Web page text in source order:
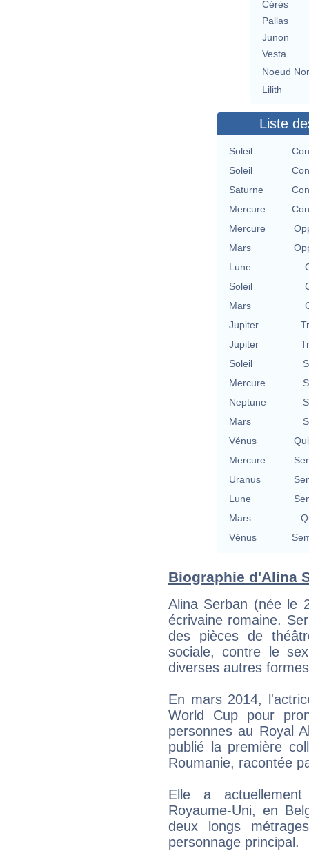
Cérès
Pallas
Junon
Vesta
Noeud
Lilith
Liste
Soleil
Soleil
Saturne
Mercure
Mercure
Mars
Lune
Soleil
Mars
Jupiter
Jupiter
Soleil
Mercure
Neptune
Mars
Vénus
Mercure
Uranus
Lune
Mars
Vénus
Biographie d'Alina
Alina Serban (née le
écrivaine romaine.
des pièces de
sociale, contre le
diverses autres
En mars 2014,
World Cup pour
personnes au Royal
publié la première
Roumanie, racontée
Elle a
Royaume-Uni, en
deux longs
personnage principal.